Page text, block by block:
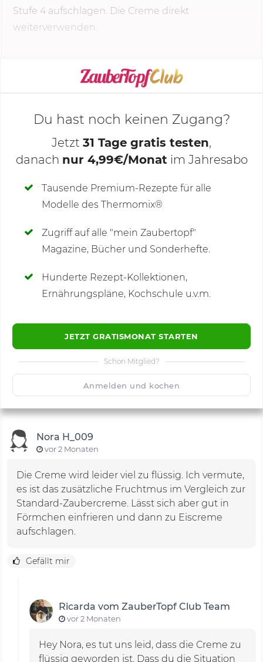
Stufe 4 aufschlagen. Die Creme direkt
weiterverwenden.
KOCHMODUS STARTEN
Deine Notizen
Du hast noch keinen Zugang?
Jetzt 31 Tage gratis testen,
danach nur 4,99€/Monat im Jahresabo
Tausende Premium-Rezepte für alle
Modelle des Thermomix®
Zugriff auf alle "mein Zaubertopf"
Magazine, Bücher und Sonderhefte.
Hunderte Rezept-Kollektionen,
Ernährungspläne, Kochschule u.v.m.
JETZT GRATISMONAT STARTEN
Schon Mitglied?
Anmelden und kochen
Kommentare(4)
🙂 Speichern
Nora H_009
vor 2 Monaten
Die Creme wird leider viel zu flüssig. Ich vermute,
es ist das zusätzliche Fruchtmus im Vergleich zur
Standard-Zaubercreme. Lässt sich aber gut in
Förmchen einfrieren und dann zu Eiscreme
aufschlagen.
Gefällt mir
Ricarda vom ZauberTopf Club Team
vor 2 Monaten
Hey Nora, es tut uns leid, dass die Creme zu
flüssig geworden ist. Dass du die Situation